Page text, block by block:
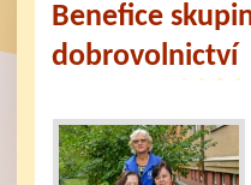
Benefice
dobrovolnictví